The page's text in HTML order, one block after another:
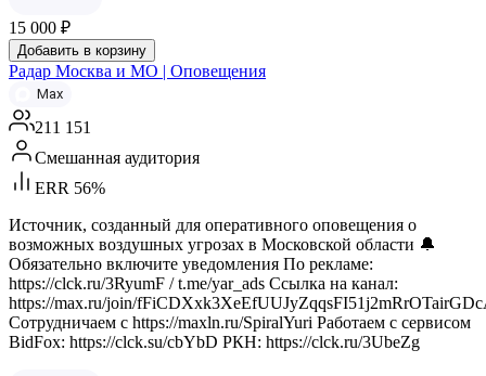
15 000 ₽
Добавить в корзину
Радар Москва и МО | Оповещения
Max
211 151
Смешанная аудитория
ERR 56%
Источник, созданный для оперативного оповещения о
возможных воздушных угрозах в Московской области 🔔
Обязательно включите уведомления По рекламе:
https://clck.ru/3RyumF / t.me/yar_ads Ссылка на канал:
https://max.ru/join/
Сотрудничаем с https://maxln.ru/SpiralYuri Работаем с сервисом
BidFox: https://clck.su/cbYbD РКН: https://clck.ru/3UbeZg